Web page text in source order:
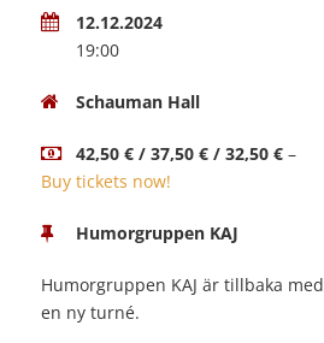
12.12.2024
19:00
Schauman Hall
42,50 € / 37,50 € / 32,50 € –
Buy tickets now!
Humorgruppen KAJ
Humorgruppen KAJ är tillbaka med
en ny turné.